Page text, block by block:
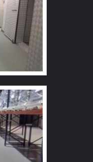
empresa que tem
no mercado pela
todo o ciclo de
cliente.
simples, mas
empresa com seus
produto deve sempre
especializadas no
ajuda a garantir a
além de evitar
Assim,
ter se tornado
uma empresa que
qualidade. Alguns
Profissionais com